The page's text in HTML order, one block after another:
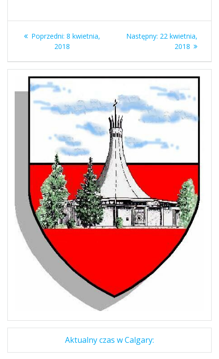
Nawigacja
wpisu
Poprzedni: Poprzedni
wpis:
8 kwietnia,
2018
Następny: Następny
22 kwietnia,
2018
Aktualny czas w Calgary: